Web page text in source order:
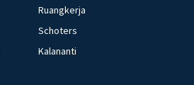
Ruangkerja
Schoters
Kalananti